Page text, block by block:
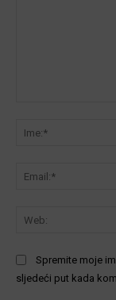
Spremite moje
sljedeći put kada